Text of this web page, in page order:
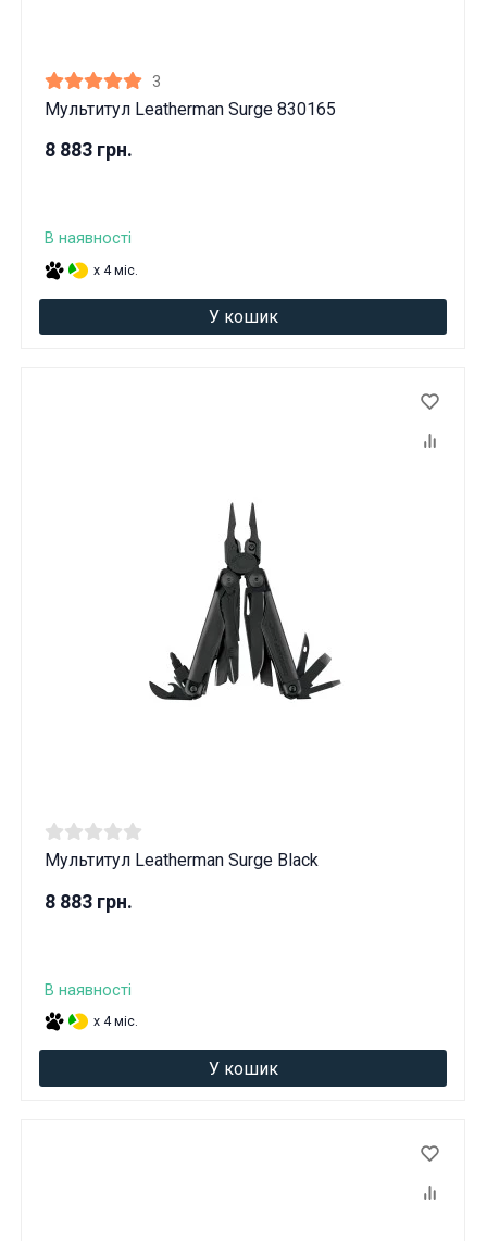
3
Мультитул Leatherman Surge 830165
8 883 грн.
В наявності
x 4 міс.
У кошик
Мультитул Leatherman Surge Black
8 883 грн.
В наявності
x 4 міс.
У кошик